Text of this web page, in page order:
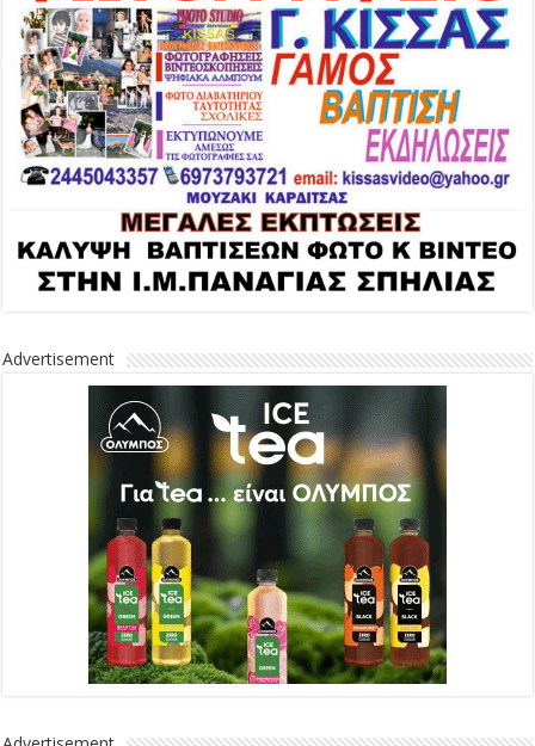
Advertisement